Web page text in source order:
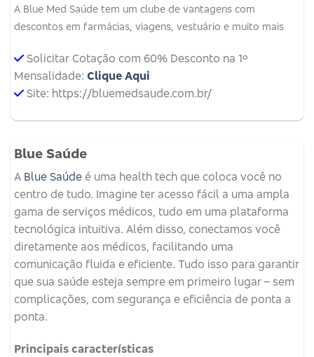
A Blue Med Saúde tem um clube de vantagens com
descontos em farmácias, viagens, vestuário e muito mais
Solicitar Cotação com 60% Desconto na 1º
Mensalidade: Clique Aqui
Site: https://bluemedsaude.com.br/
Blue Saúde
A Blue Saúde é uma health tech que coloca você no
centro de tudo. Imagine ter acesso fácil a uma ampla
gama de serviços médicos, tudo em uma plataforma
tecnológica intuitiva. Além disso, conectamos você
diretamente aos médicos, facilitando uma
comunicação fluida e eficiente. Tudo isso para garantir
que sua saúde esteja sempre em primeiro lugar – sem
complicações, com segurança e eficiência de ponta a
ponta.
Principais características